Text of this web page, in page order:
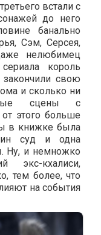
встали с
до него
банально
Сэм, Серсея,
нелюбимец
король
свою
и сколько ни
сцены с
этого больше
в книжке была
суд и одна
Ну, и немножко
экс-кхалиси,
тем более, что
на события